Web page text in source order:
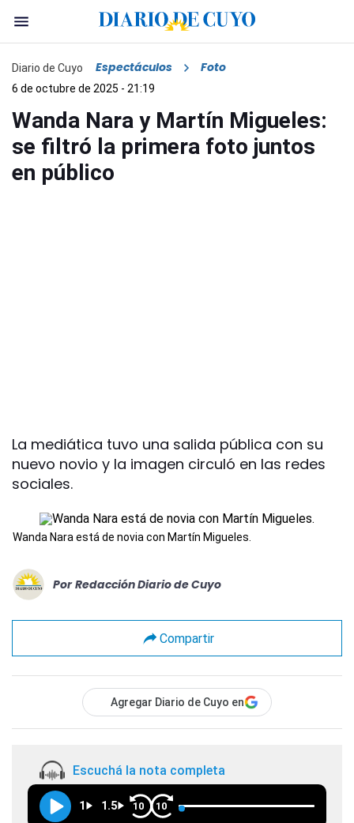
Diario de Cuyo Espectáculos Foto
6 de octubre de 2025 - 21:19
Wanda Nara y Martín Migueles:
se filtró la primera foto juntos
en público
La mediática tuvo una salida pública con su
nuevo novio y la imagen circuló en las redes
sociales.
Wanda Nara está de novia con Martín Migueles.
Por Redacción Diario de Cuyo
Compartir
Agregar Diario de Cuyo en
Escuchá la nota completa
1 1.5 10 10